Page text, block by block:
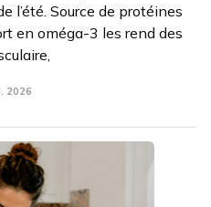
l’été. Source de protéines
en oméga-3 les rend des
2026